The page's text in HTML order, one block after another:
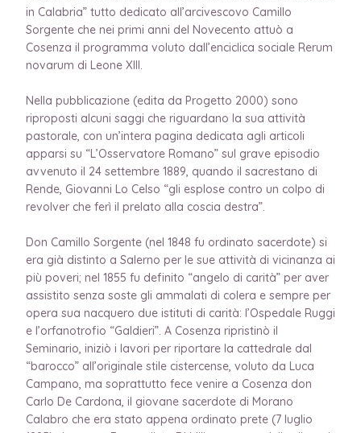
in Calabria” tutto dedicato all’arcivescovo Camillo
Sorgente che nei primi anni del Novecento attuò a
Cosenza il programma voluto dall’enciclica sociale Rerum
novarum di Leone XIII.
Nella pubblicazione (edita da Progetto 2000) sono
riproposti alcuni saggi che riguardano la sua attività
pastorale, con un’intera pagina dedicata agli articoli
apparsi su “L’Osservatore Romano” sul grave episodio
avvenuto il 24 settembre 1889, quando il sacrestano di
Rende, Giovanni Lo Celso “gli esplose contro un colpo di
revolver che ferì il prelato alla coscia destra”.
Don Camillo Sorgente (nel 1848 fu ordinato sacerdote) si
era già distinto a Salerno per le sue attività di vicinanza ai
più poveri; nel 1855 fu definito “angelo di carità” per aver
assistito senza soste gli ammalati di colera e sempre per
opera sua nacquero due istituti di carità: l’Ospedale Ruggi
e l’orfanotrofio “Galdieri”. A Cosenza ripristinò il
Seminario, iniziò i lavori per riportare la cattedrale dal
“barocco” all’originale stile cistercense, voluto da Luca
Campano, ma soprattutto fece venire a Cosenza don
Carlo De Cardona, il giovane sacerdote di Morano
Calabro che era stato appena ordinato prete (7 luglio